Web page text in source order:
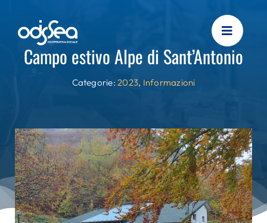
content
Campo estivo Alpe di Sant’Antonio
Categorie:2023, Informazioni